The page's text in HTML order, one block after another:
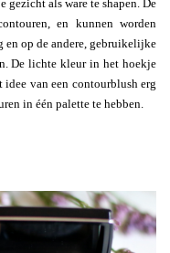
gezicht als ware te shapen. De
en kunnen worden
en op de andere, gebruikelijke
De lichte kleur in het hoekje
van een contourblush erg
in één palette te hebben.